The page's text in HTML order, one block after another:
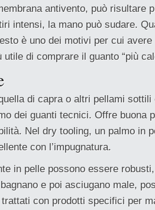
antivento, può risultare
intensi, la mano può sudare.
è uno dei motivi per cui
di comprare il guanto “più
di capra o altri pellami
dei guanti tecnici. Offre buona
Nel dry tooling, un palmo in
con l’impugnatura.
in pelle possono essere
e poi asciugano male,
con prodotti specifici per